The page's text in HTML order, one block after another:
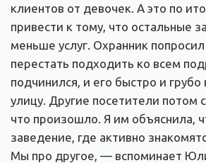
клиентов от девочек. А это по
привести к тому, что остальные
меньше услуг. Охранник попросил
перестать подходить ко всем
подчинился, и его быстро и
улицу. Другие посетители потом
что произошло. Я им объяснила,
заведение, где активно
Мы про другое, — вспоминает